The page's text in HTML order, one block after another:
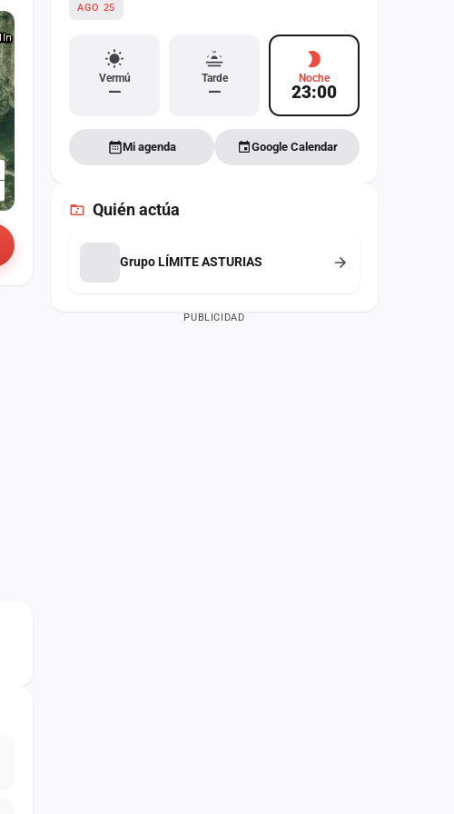
AGO 25
Vermú
—
Tarde
—
Noche
23:00
Mi agenda Google Calendar
Quién actúa
Grupo LÍMITE ASTURIAS
PUBLICIDAD